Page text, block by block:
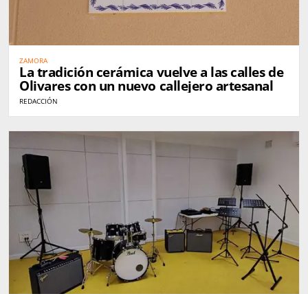
ZAMORA
La tradición cerámica vuelve a las calles de
Olivares con un nuevo callejero artesanal
REDACCIÓN